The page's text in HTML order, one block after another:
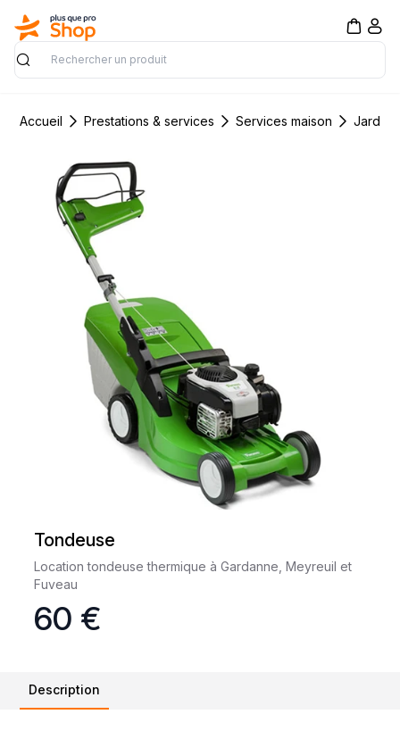
Rechercher
Accueil Prestations & services Services maison Jardin
Tondeuse
Location tondeuse thermique à Gardanne, Meyreuil et
Fuveau
60 €
Description